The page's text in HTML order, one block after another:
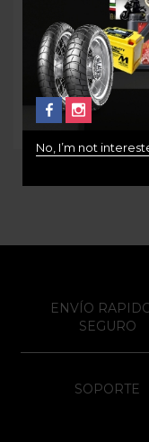
FILTRO DE
HUSQVARNA
450 KTM790
KTM950
KTM 990 KTM
1090 KTM 1290
$ 37.000
No, I’m not
ENVÍO
SEGURO
SOPORTE